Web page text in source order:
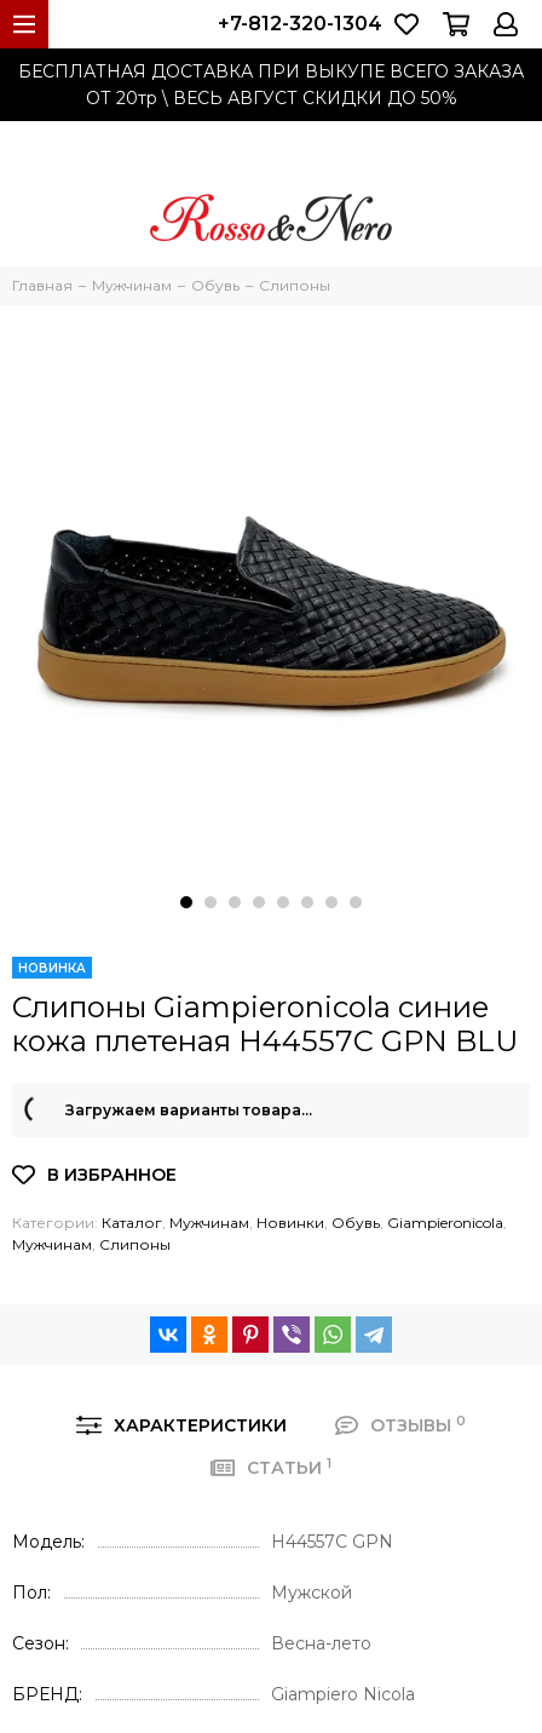
БЕСПЛАТНАЯ ДОСТАВКА ПРИ ВЫКУПЕ ВСЕГО ЗАКАЗА
ОТ 20тр \ ВЕСЬ АВГУСТ СКИДКИ ДО 50%
+7-812-320-1304
Главная Мужчинам Обувь Слипоны
НОВИНКА
Слипоны Giampieronicola синие
кожа плетеная H44557C GPN BLU
Загружаем варианты товара…
Категории: Каталог, Мужчинам, Новинки, Обувь, Giampieronicola,
Мужчинам, Слипоны
ХАРАКТЕРИСТИКИ ОТЗЫВЫ 0
СТАТЬИ 1
Модель H44557C GPN
Пол Мужской
Сезон Весна-лето
БРЕНД Giampiero Nicola